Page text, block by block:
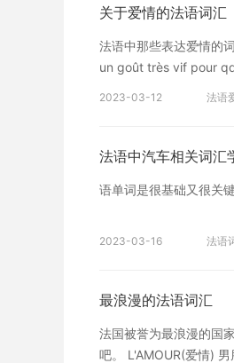
enfant 生一个孩子 Le
注意 faire de la
习： faire un métier 从
范学校学习 5. 整理，
学，扫一扫领200畅学
关于爱情的法语词汇
法语中那些表达爱情的
un goût très vif pour
2023-03-12 法语
法语中汽车相关词汇
语单词是很基础又很关
2023-03-16 法语
最浪漫的法语词汇
法国被誉为最浪漫的国
吧。 L'AMOUR(爱情)